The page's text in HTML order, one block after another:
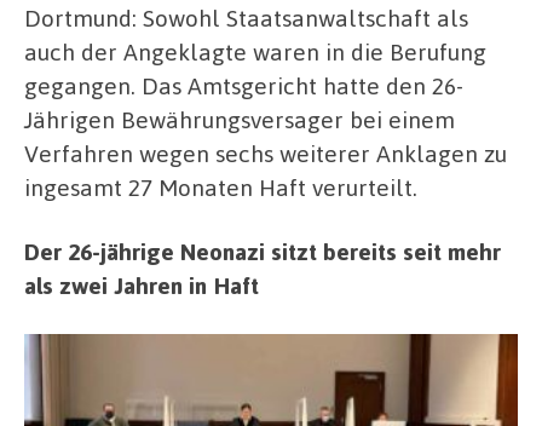
Dortmund: Sowohl Staatsanwaltschaft als
auch der Angeklagte waren in die Berufung
gegangen. Das Amtsgericht hatte den 26-
Jährigen Bewährungsversager bei einem
Verfahren wegen sechs weiterer Anklagen zu
ingesamt 27 Monaten Haft verurteilt.
Der 26-jährige Neonazi sitzt bereits seit mehr
als zwei Jahren in Haft